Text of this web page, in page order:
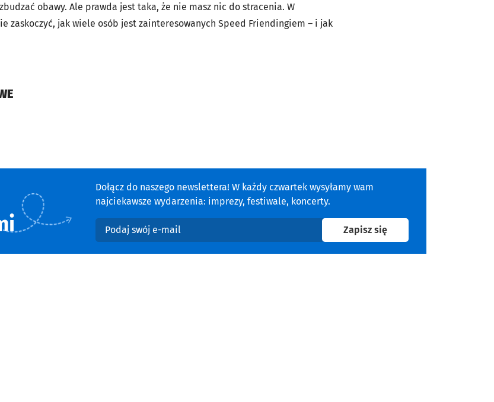
obawy. Ale prawda jest taka, że nie masz nic do stracenia. W
zaskoczyć, jak wiele osób jest zainteresowanych Speed Friendingiem – i jak
Dołącz do naszego newslettera! W każdy czwartek wysyłamy wam
najciekawsze wydarzenia: imprezy, festiwale, koncerty.
Podaj swój e-mail
Zapisz sięna newsletter